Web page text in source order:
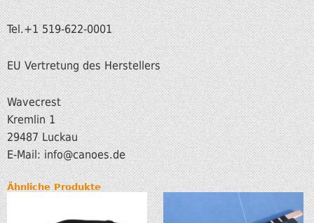
Tel.+1 519-622-0001
EU Vertretung des Herstellers
Wavecrest
Kremlin 1
29487 Luckau
E-Mail: info@canoes.de
Ähnliche Produkte